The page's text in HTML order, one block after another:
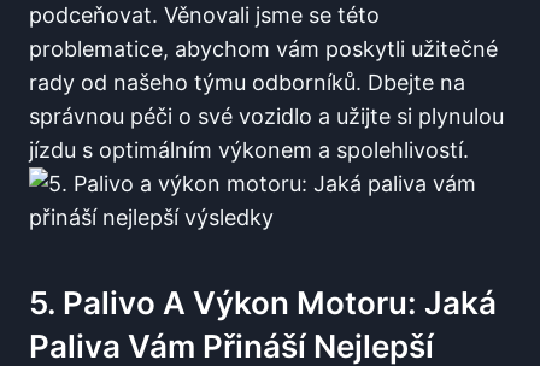
podceňovat. Věnovali jsme se této
problematice, abychom​ vám ⁣poskytli užitečné
rady od našeho ‍týmu odborníků. Dbejte na ​
správnou ​péči o své vozidlo a užijte si plynulou
⁢jízdu s optimálním výkonem a spolehlivostí.
5. Palivo A Výkon Motoru: Jaká
Paliva Vám Přináší⁤ Nejlepší